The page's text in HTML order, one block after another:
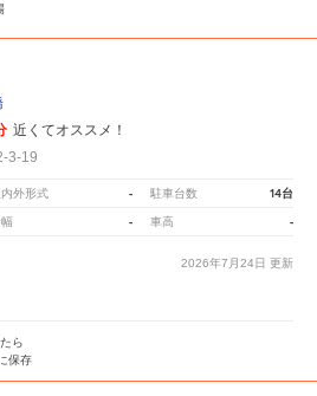
近くてオススメ！
3-19
内外形式 - 駐車台数 14台
- 車高 -
2026年7月24日 更新
ら
保存